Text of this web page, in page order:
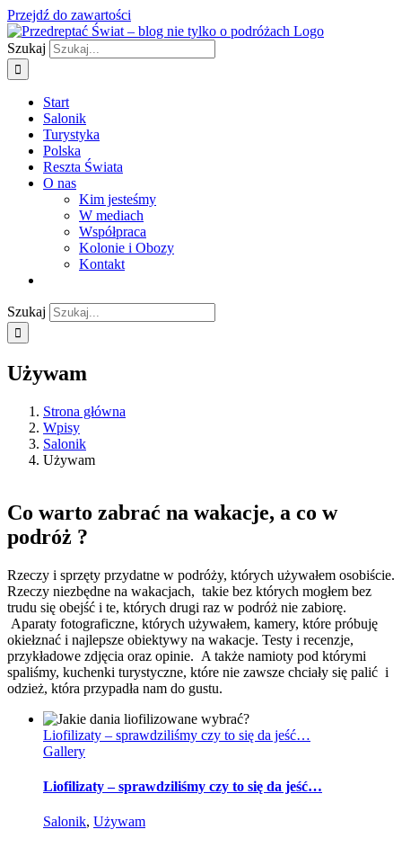
Przejdź do zawartości
Szukaj
Start
Salonik
Turystyka
Polska
Reszta Świata
O nas
Kim jesteśmy
W mediach
Współpraca
Kolonie i Obozy
Kontakt
Szukaj
Używam
Strona główna
Wpisy
Salonik
Używam
Co warto zabrać na wakacje, a co w
podróż ?
Rzeczy i sprzęty przydatne w podróży, których używałem osobiście.
Rzeczy niezbędne na wakacjach, takie bez których mogłem bez
trudu się obejść i te, których drugi raz w podróż nie zabiorę.
Aparaty fotograficzne, których używałem, kamery, które próbuję
okiełznać i najlepsze obiektywy na wakacje. Testy i recenzje,
przykładowe zdjęcia oraz opinie. A także namioty pod którymi
spaliśmy, kuchenki turystyczne, które nie zawsze chciały się palić i
odzież, która przypadła nam do gustu.
Liofilizaty – sprawdziliśmy czy to się da jeść…
Gallery
Liofilizaty – sprawdziliśmy czy to się da jeść…
Salonik, Używam